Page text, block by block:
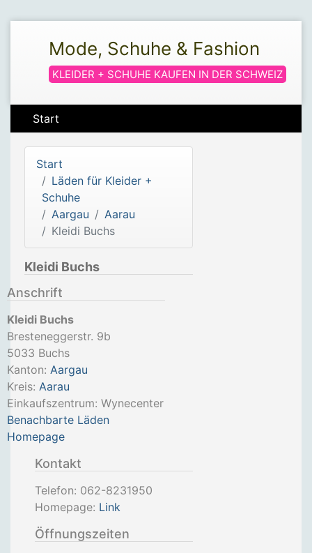
Mode, Schuhe & Fashion
KLEIDER + SCHUHE KAUFEN IN DER SCHWEIZ
Start
Start
Läden für Kleider +
Schuhe
Aargau
Aarau
Kleidi Buchs
Kleidi Buchs
Anschrift
Kleidi Buchs
Bresteneggerstr. 9b
5033 Buchs
Kanton: Aargau
Kreis: Aarau
Einkaufszentrum: Wynecenter
Benachbarte Läden
Homepage
Kontakt
Telefon: 062-8231950
Homepage: Link
Öffnungszeiten